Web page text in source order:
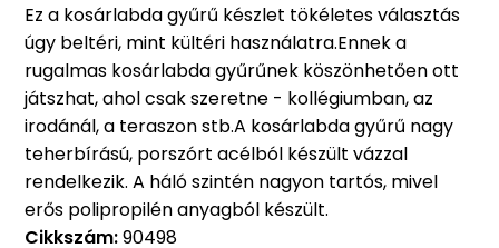
Ez a kosárlabda gyűrű készlet tökéletes választás
úgy beltéri, mint kültéri használatra.Ennek a
rugalmas kosárlabda gyűrűnek köszönhetően ott
játszhat, ahol csak szeretne - kollégiumban, az
irodánál, a teraszon stb.A kosárlabda gyűrű nagy
teherbírású, porszórt acélból készült vázzal
rendelkezik. A háló szintén nagyon tartós, mivel
erős polipropilén anyagból készült.
Cikkszám:90498